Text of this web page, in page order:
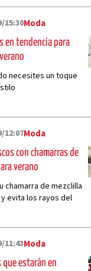
15:30Moda
en tendencia para
necesites un toque
12:07Moda
con chamarras de
verano
chamarra de mezclilla
evita los rayos del
11:43Moda
que estarán en